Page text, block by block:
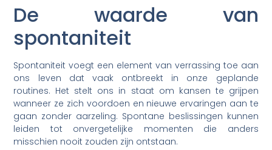
De waarde van
spontaniteit
Spontaniteit voegt een element van verrassing toe aan
ons leven dat vaak ontbreekt in onze geplande
routines. Het stelt ons in staat om kansen te grijpen
wanneer ze zich voordoen en nieuwe ervaringen aan te
gaan zonder aarzeling. Spontane beslissingen kunnen
leiden tot onvergetelijke momenten die anders
misschien nooit zouden zijn ontstaan.